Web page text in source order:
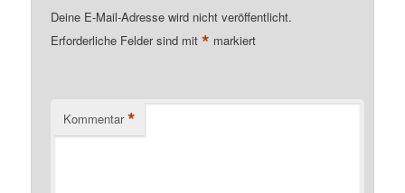
Deine E-Mail-Adresse wird nicht veröffentlicht.
Erforderliche Felder sind mit* markiert
Kommentar *